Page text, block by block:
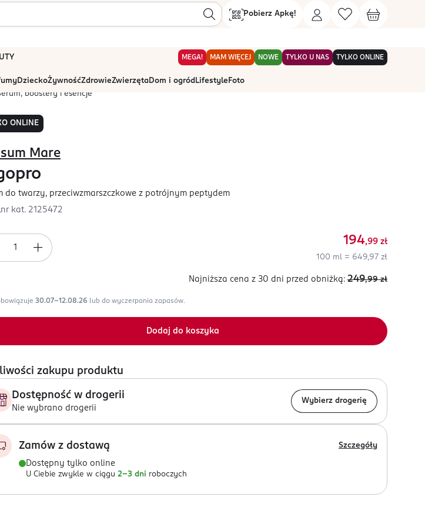
Pobierz Apkę!
MEGA! MAM WIĘCEJ NOWE TYLKO U NAS TYLKO ONLINE
DzieckoŻywnośćZdrowieZwierzętaDom i ogród Lifestyle Foto
boostery i esencje
ONLINE
Mare
do twarzy, przeciwzmarszczkowe z potrójnym peptydem
nr kat. 2125472
194,99 zł
100 ml = 649,97 zł
Najniższa cena z 30 dni przed obniżką: 249,99 zł
30.07-12.08.26 lub do wyczerpania zapasów.
Dodaj do koszyka
zakupu produktu
Dostępność w drogerii
Nie wybrano drogerii
Wybierz drogerię
Zamów z dostawą Szczegóły
Dostępny tylko online
U Ciebie zwykle w ciągu 2-3 dni roboczych